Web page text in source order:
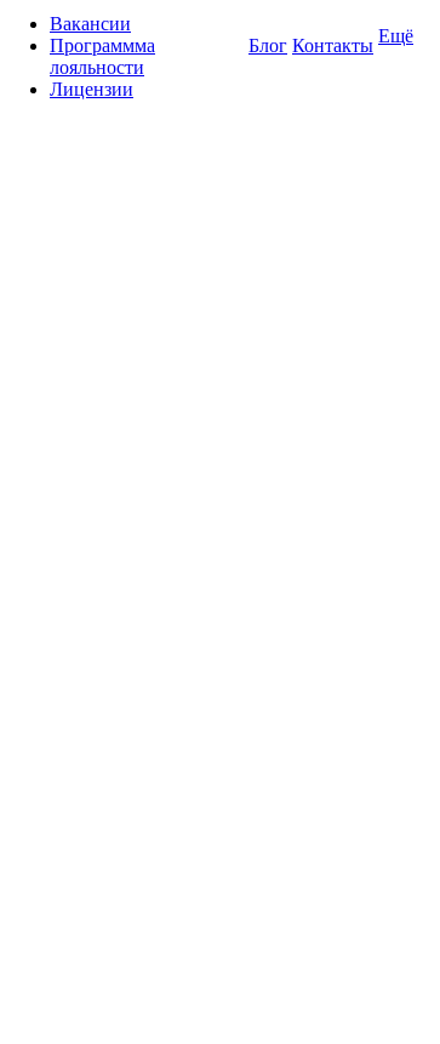
Вакансии
Программма
лояльности
Лицензии
Блог Контакты Ещё